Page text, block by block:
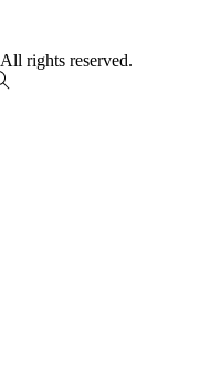
All rights reserved.